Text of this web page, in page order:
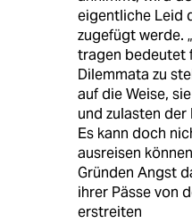
eigentliche Leid
zugefügt werde.
tragen bedeutet
Dilemmata zu
auf die Weise,
und zulasten der
Es kann doch
ausreisen
Gründen Angst
ihrer Pässe von
erstreiten